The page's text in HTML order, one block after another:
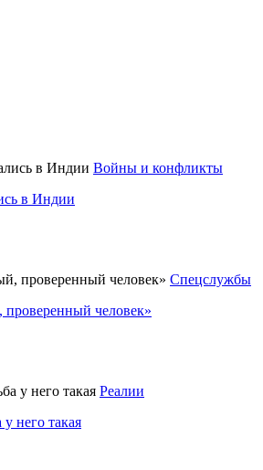
Войны и конфликты
в Индии
Спецслужбы
человек»
Реалии
него такая